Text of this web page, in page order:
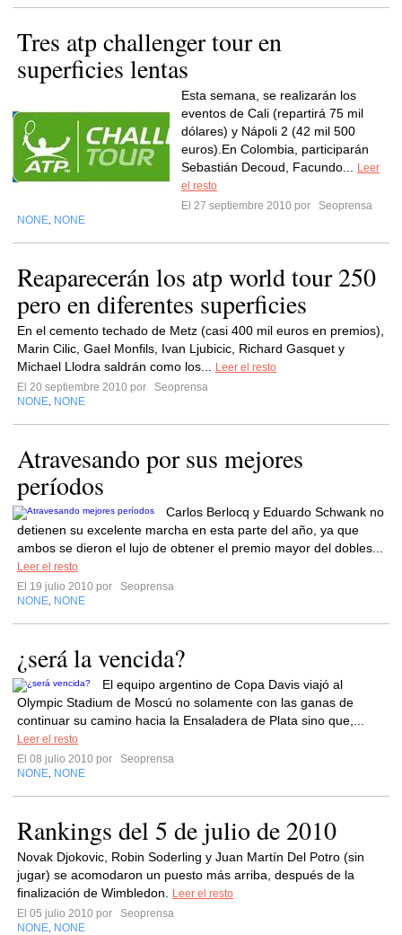
Tres atp challenger tour en
superficies lentas
Esta semana, se realizarán los
eventos de Cali (repartirá 75 mil
dólares) y Nápoli 2 (42 mil 500
euros).En Colombia, participarán
Sebastián Decoud, Facundo...
Leer
el resto
El 27 septiembre 2010 por
Seoprensa
NONE NONE
Reaparecerán los atp world tour 250
pero en diferentes superficies
En el cemento techado de Metz (casi 400 mil euros en premios),
Marin Cilic, Gael Monfils, Ivan Ljubicic, Richard Gasquet y
Michael Llodra saldrán como los...
Leer el resto
El 20 septiembre 2010 por
Seoprensa
NONE NONE
Atravesando por sus mejores
períodos
Carlos Berlocq y Eduardo Schwank no
detienen su excelente marcha en esta parte del año, ya que
ambos se dieron el lujo de obtener el premio mayor del dobles...
Leer el resto
El 19 julio 2010 por
Seoprensa
NONE NONE
¿será la vencida?
El equipo argentino de Copa Davis viajó al
Olympic Stadium de Moscú no solamente con las ganas de
continuar su camino hacia la Ensaladera de Plata sino que,...
Leer el resto
El 08 julio 2010 por
Seoprensa
NONE NONE
Rankings del 5 de julio de 2010
Novak Djokovic, Robin Soderling y Juan Martín Del Potro (sin
jugar) se acomodaron un puesto más arriba, después de la
finalización de Wimbledon.
Leer el resto
El 05 julio 2010 por
Seoprensa
NONE NONE